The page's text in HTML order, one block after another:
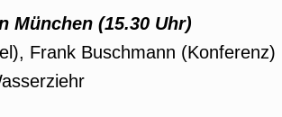
München (15.30 Uhr)
Frank Buschmann (Konferenz)